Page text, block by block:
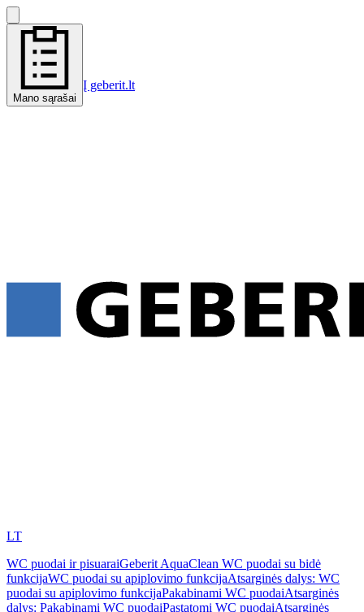
Mano sąrašai
Į geberit.lt
LT
WC puodai ir pisuaraiGeberit AquaClean WC puodai su bidė
funkcijaWC puodai su apiplovimo funkcijaAtsarginės dalys: WC
puodai su apiplovimo funkcijaPakabinami WC puodaiAtsarginės
dalys: Pakabinami WC puodaiPastatomi WC puodaiAtsarginės